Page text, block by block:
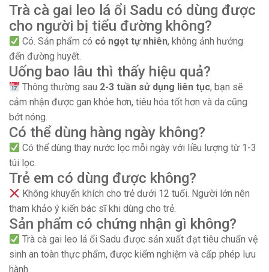
Trà cà gai leo lá ổi Sadu có dùng được
cho người bị tiểu đường không?
Có. Sản phẩm có cỏ ngọt tự nhiên, không ảnh hưởng
đến đường huyết.
Uống bao lâu thì thấy hiệu quả?
Thông thường sau 2-3 tuần sử dụng liên tục, bạn sẽ
cảm nhận được gan khỏe hơn, tiêu hóa tốt hơn và da cũng
bớt nóng.
Có thể dùng hàng ngày không?
Có thể dùng thay nước lọc mỗi ngày với liều lượng từ 1-3
túi lọc.
Trẻ em có dùng được không?
Không khuyến khích cho trẻ dưới 12 tuổi. Người lớn nên
tham khảo ý kiến bác sĩ khi dùng cho trẻ.
Sản phẩm có chứng nhận gì không?
Trà cà gai leo lá ổi Sadu được sản xuất đạt tiêu chuẩn vệ
sinh an toàn thực phẩm, được kiểm nghiệm và cấp phép lưu
hành.